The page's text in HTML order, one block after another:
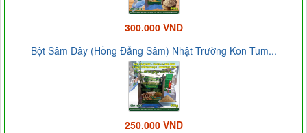
300.000 VND
Bột Sâm Dây (Hồng Đẳng Sâm) Nhật Trường Kon Tum...
250.000 VND